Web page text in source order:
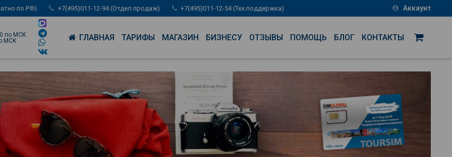
по РФ) +7(495)011-12-94 (Отдел продаж) +7(495)011-12-54 (Тех.поддержка) account_circle Аккаунт
по МСК
МСК
ГЛАВНАЯ ТАРИФЫ МАГАЗИН БИЗНЕСУ ОТЗЫВЫ ПОМОЩЬ БЛОГ КОНТАКТЫ